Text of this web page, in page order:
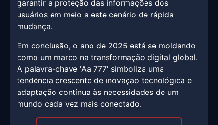
garantir a proteção das informações dos
usuários em meio a este cenário de rápida
mudança.
Em conclusão, o ano de 2025 está se moldando
como um marco na transformação digital global.
A palavra-chave 'Aa 777' simboliza uma
tendência crescente de inovação tecnológica e
adaptação contínua às necessidades de um
mundo cada vez mais conectado.